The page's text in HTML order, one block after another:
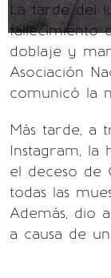
La tarde del
fallecimiento
doblaje y
Asociación
comunicó la
Más tarde, a
Instagram, la
el deceso de
todas las
Además, dio
a causa de